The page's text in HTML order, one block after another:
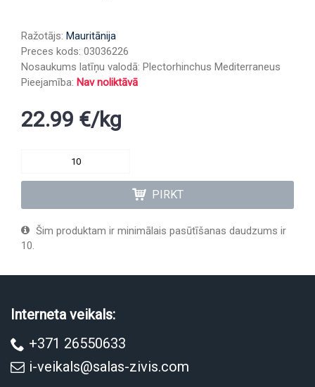
Ražotājs: Mauritānija
Preces kods: 03036226
Nosaukums latīņu valodā: Plectorhinchus Mediterraneus
Pieejamība: Nav noliktāvā
22.99 €/kg
PIRKT
Šim produktam ir minimālais pasūtīšanas daudzums ir
10.
Interneta veikals:
+371 26550633
i-veikals@salas-zivis.com